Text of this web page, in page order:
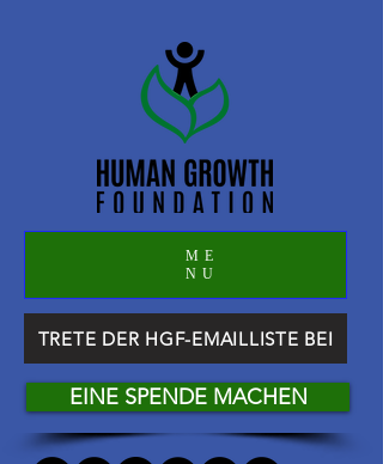
ME
NU
TRETE DER HGF-EMAILLISTE BEI
EINE SPENDE MACHEN